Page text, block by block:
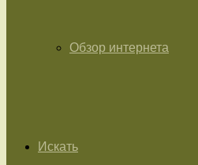
Обзор интернета
Искать